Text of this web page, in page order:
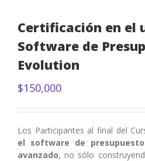
Certificación en el
Software de
Evolution
$150,000
Los Participantes al final del
el software de
avanzado, no sólo